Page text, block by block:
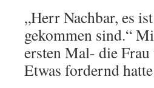
„Herr Nachbar, es
gekommen sind.“
ersten Mal- die
Etwas fordernd